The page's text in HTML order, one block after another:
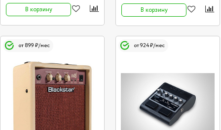
В корзину В корзину
от 899 ₽/мес от 924 ₽/мес